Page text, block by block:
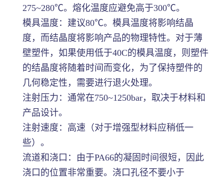
275~280℃。熔化温度应避免高于300℃。
模具温度：建议80℃。模具温度将影响结晶
度，而结晶度将影响产品的物理特性。对于薄
壁塑件，如果使用低于40C的模具温度，则塑件
的结晶度将随着时间而变化，为了保持塑件的
几何稳定性，需要进行退火处理。
注射压力：通常在750~1250bar，取决于材料和
产品设计。
注射速度：高速（对于增强型材料应稍低一
些）。
流道和浇口：由于PA66的凝固时间很短，因此
浇口的位置非常重要。浇口孔径不要小于